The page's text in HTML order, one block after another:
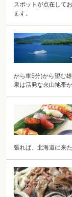
スポットが点在して
ます。
から車5分)から望む
泉は活発な火山地帯
張れば、北海道に来